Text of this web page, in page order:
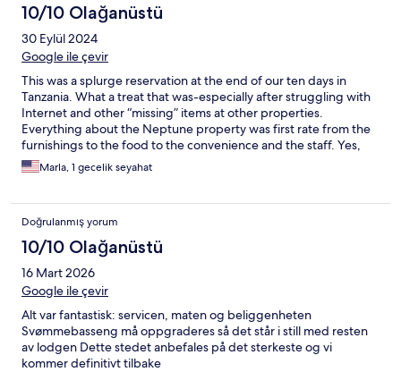
10/10 Olağanüstü
30 Eylül 2024
Google ile çevir
This was a splurge reservation at the end of our ten days in
Tanzania. What a treat that was-especially after struggling with
Internet and other “missing” items at other properties.
Everything about the Neptune property was first rate from the
furnishings to the food to the convenience and the staff. Yes,
the price point was higher than we normally spend but truly if
you get what you pay for, the price seems justified. At Neptune
Marla, 1 gecelik seyahat
Doğrulanmış yorum
10/10 Olağanüstü
16 Mart 2026
Google ile çevir
Alt var fantastisk: servicen, maten og beliggenheten
Svømmebasseng må oppgraderes så det står i still med resten
av lodgen Dette stedet anbefales på det sterkeste og vi
kommer definitivt tilbake